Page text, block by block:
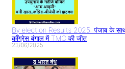
By election Results 2025: पंजाब के
काँग्रेस बंगाल में TMC की जीत
23/06/2025